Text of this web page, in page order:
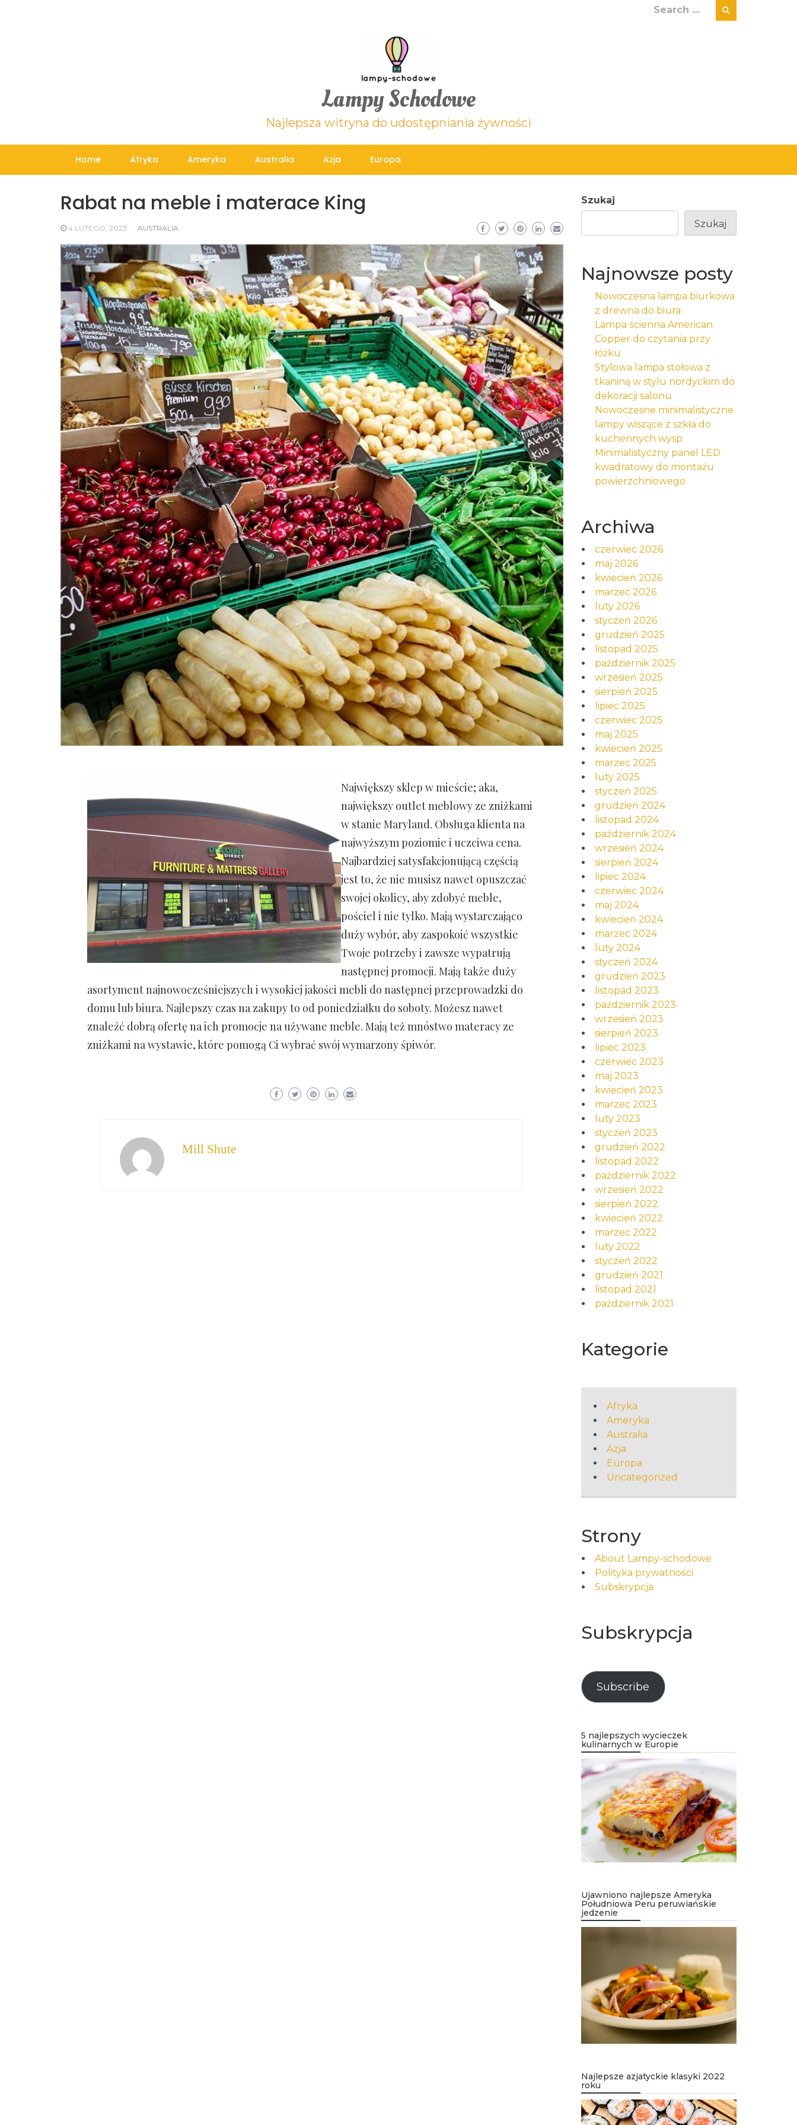
Search
Lampy Schodowe
Najlepsza witryna do udostępniania żywności
Home Afryka Ameryka Australia Azja Europa
Rabat na meble i materace King
4 LUTEGO, 2023 AUSTRALIA
Największy sklep w mieście; aka,
największy outlet meblowy ze zniżkami
w stanie Maryland. Obsługa klienta na
najwyższym poziomie i uczciwa cena.
Najbardziej satysfakcjonującą częścią
jest to, że nie musisz nawet opuszczać
swojej okolicy, aby zdobyć meble,
pościel i nie tylko. Mają wystarczająco
duży wybór, aby zaspokoić wszystkie
Twoje potrzeby i zawsze wypatrują
następnej promocji. Mają także duży
asortyment najnowocześniejszych i wysokiej jakości mebli do następnej przeprowadzki do
domu lub biura. Najlepszy czas na zakupy to od poniedziałku do soboty. Możesz nawet
znaleźć dobrą ofertę na ich promocje na używane meble. Mają też mnóstwo materacy ze
zniżkami na wystawie, które pomogą Ci wybrać swój wymarzony śpiwór.
Mill Shute
Szukaj
Szukaj
Najnowsze posty
Nowoczesna lampa biurkowa
z drewna do biura
Lampa ścienna American
Copper do czytania przy
łóżku
Stylowa lampa stołowa z
tkaniną w stylu nordyckim do
dekoracji salonu
Nowoczesne minimalistyczne
lampy wiszące z szkła do
kuchennych wysp
Minimalistyczny panel LED
kwadratowy do montażu
powierzchniowego
Archiwa
czerwiec 2026
maj 2026
kwiecień 2026
marzec 2026
luty 2026
styczeń 2026
grudzień 2025
listopad 2025
październik 2025
wrzesień 2025
sierpień 2025
lipiec 2025
czerwiec 2025
maj 2025
kwiecień 2025
marzec 2025
luty 2025
styczeń 2025
grudzień 2024
listopad 2024
październik 2024
wrzesień 2024
sierpień 2024
lipiec 2024
czerwiec 2024
maj 2024
kwiecień 2024
marzec 2024
luty 2024
styczeń 2024
grudzień 2023
listopad 2023
październik 2023
wrzesień 2023
sierpień 2023
lipiec 2023
czerwiec 2023
maj 2023
kwiecień 2023
marzec 2023
luty 2023
styczeń 2023
grudzień 2022
listopad 2022
październik 2022
wrzesień 2022
sierpień 2022
kwiecień 2022
marzec 2022
luty 2022
styczeń 2022
grudzień 2021
listopad 2021
październik 2021
Kategorie
Afryka
Ameryka
Australia
Azja
Europa
Uncategorized
Strony
About Lampy-schodowe
Polityka prywatności
Subskrypcja
Subskrypcja
Subscribe
5 najlepszych wycieczek
kulinarnych w Europie
Ujawniono najlepsze Ameryka
Południowa Peru peruwiańskie
jedzenie
Najlepsze azjatyckie klasyki 2022
roku